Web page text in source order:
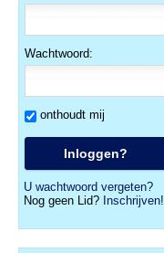
Wachtwoord:
onthoudt mij
U wachtwoord vergeten?
Nog geen Lid? Inschrijven!